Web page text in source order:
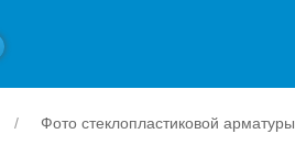
Фото стеклопластиковой арматуры